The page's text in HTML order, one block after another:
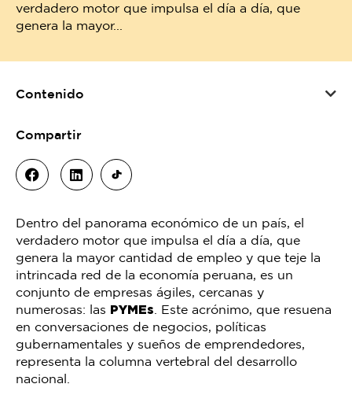
verdadero motor que impulsa el día a día, que
genera la mayor...
Contenido
Compartir
Dentro del panorama económico de un país, el
verdadero motor que impulsa el día a día, que
genera la mayor cantidad de empleo y que teje la
intrincada red de la economía peruana, es un
conjunto de empresas ágiles, cercanas y
numerosas: las PYMEs . Este acrónimo, que resuena
en conversaciones de negocios, políticas
gubernamentales y sueños de emprendedores,
representa la columna vertebral del desarrollo
nacional.